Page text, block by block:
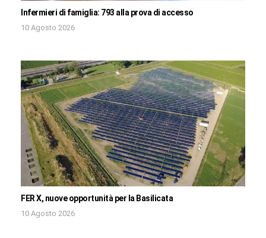
Infermieri di famiglia: 793 alla prova di accesso
10 Agosto 2026
FER X, nuove opportunità per la Basilicata
10 Agosto 2026